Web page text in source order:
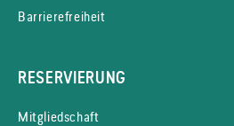
Barrierefreiheit
RESERVIERUNG
Mitgliedschaft